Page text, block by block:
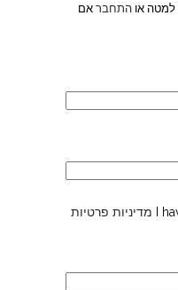
למטה או התחבראם
I מדיניות פרטיות